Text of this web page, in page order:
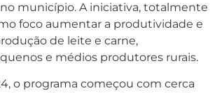
município. A iniciativa, totalmente
foco aumentar a produtividade e
de leite e carne,
e médios produtores rurais.
o programa começou com cerca